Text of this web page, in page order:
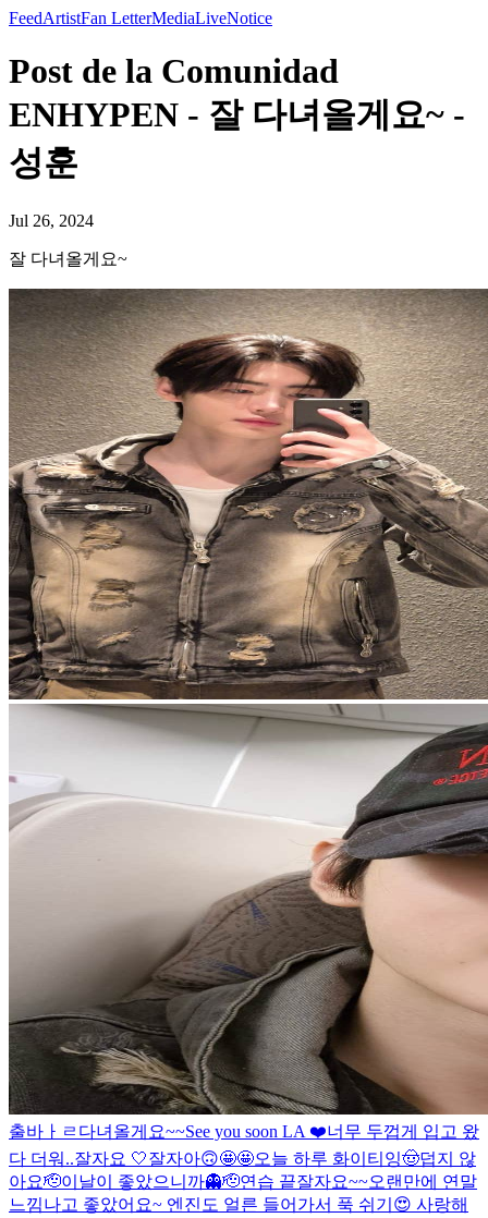
FeedArtistFan LetterMediaLiveNotice
Post de la Comunidad
ENHYPEN - 잘 다녀올게요~ -
성훈
Jul 26, 2024
잘 다녀올게요~
출바ㅏㄹ 다녀올게요~~See you soon LA ❤️너무 두껍게 입고 왔
다 더워..잘자요 🤍잘자아🙃🤩🤩오늘 하루 화이티잉🤠덥지 않
아요🫡이날이 좋았으니까👻🫡연습 끝잘자요~~오랜만에 연말
느낌나고 좋았어요~ 엔진도 얼른 들어가서 푹 쉬기😍 사랑해